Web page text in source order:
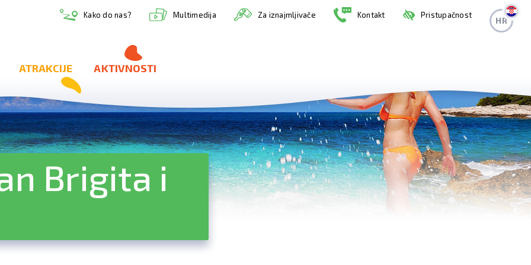
Kako do nas? Multimedija Za iznajmljivače Kontakt Pristupačnost
HR
ATRAKCIJE AKTIVNOSTI
Brigita i